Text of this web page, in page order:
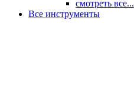
смотреть все...
Все инструменты